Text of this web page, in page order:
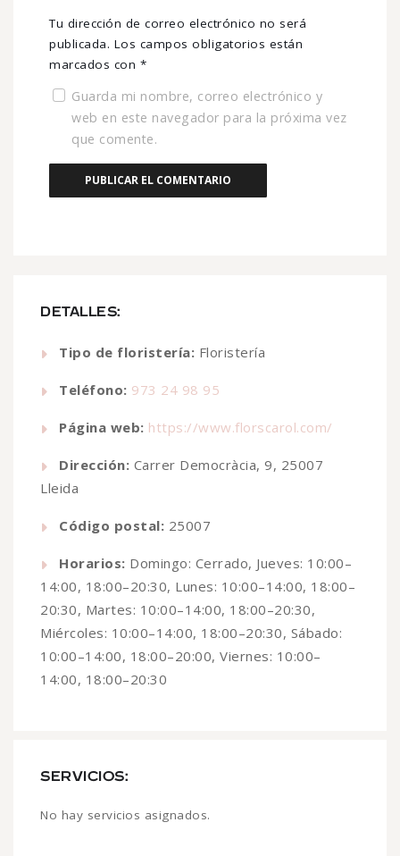
DETALLES:
Tipo de floristería: Floristería
Teléfono: 973 24 98 95
Página web: https://www.florscarol.com/
Dirección: Carrer Democràcia, 9, 25007
Lleida
Código postal: 25007
Horarios: Domingo: Cerrado, Jueves: 10:00–
14:00, 18:00–20:30, Lunes: 10:00–14:00, 18:00–
20:30, Martes: 10:00–14:00, 18:00–20:30,
Miércoles: 10:00–14:00, 18:00–20:30, Sábado:
10:00–14:00, 18:00–20:00, Viernes: 10:00–
14:00, 18:00–20:30
SERVICIOS:
No hay servicios asignados.
Tu dirección de correo electrónico no será
publicada. Los campos obligatorios están
marcados con *
Guarda mi nombre, correo electrónico y
web en este navegador para la próxima vez
que comente.